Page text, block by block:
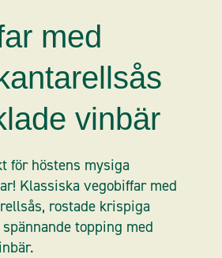
med
vinbär
för höstens mysiga
Klassiska vegobiffar med
rostade krispiga
topping med